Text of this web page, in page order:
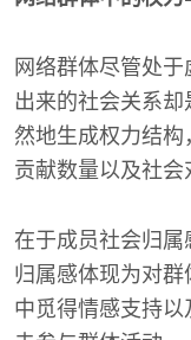
网络群体尽管处
出来的社会关系
然地生成权力结
贡献数量以及社会
在于成员社会归
归属感体现为对
中觅得情感支持